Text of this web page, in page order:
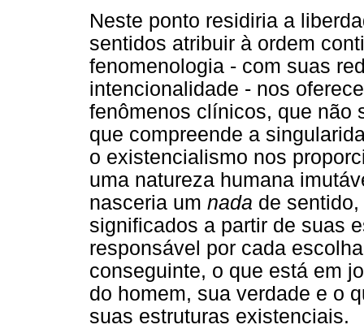
Neste ponto residiria a
sentidos atribuir à ordem
fenomenologia - com suas
intencionalidade - nos
fenômenos clínicos, que não
que compreende a
o existencialismo nos
uma natureza humana
nasceria um nada de
significados a partir de suas
responsável por cada
conseguinte, o que está em
do homem, sua verdade e o
suas estruturas existenciais.